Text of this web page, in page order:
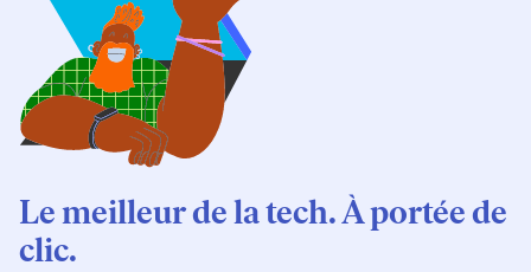
Le meilleur de la tech. À portée de
clic.